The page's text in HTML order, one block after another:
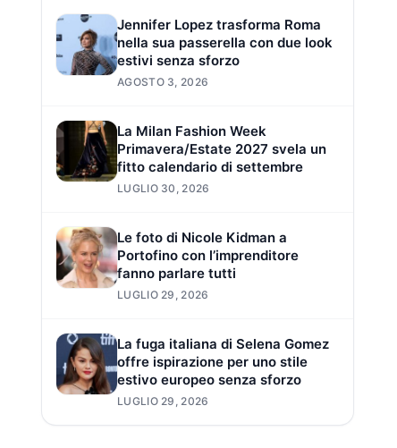
Jennifer Lopez trasforma Roma
nella sua passerella con due look
estivi senza sforzo
AGOSTO 3, 2026
La Milan Fashion Week
Primavera/Estate 2027 svela un
fitto calendario di settembre
LUGLIO 30, 2026
Le foto di Nicole Kidman a
Portofino con l’imprenditore
fanno parlare tutti
LUGLIO 29, 2026
La fuga italiana di Selena Gomez
offre ispirazione per uno stile
estivo europeo senza sforzo
LUGLIO 29, 2026